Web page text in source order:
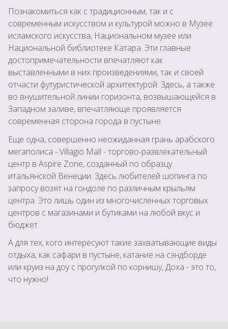
Познакомиться как с традиционным, так и с
современным искусством и культурой можно в Музее
исламского искусства, Национальном музее или
Национальной библиотеке Катара. Эти главные
достопримечательности впечатляют как
выставленными в них произведениями, так и своей
отчасти футуристической архитектурой. Здесь, а также
во внушительной линии горизонта, возвышающейся в
Западном заливе, впечатляюще проявляется
современная сторона города в пустыне.
Еще одна, совершенно неожиданная грань арабского
мегаполиса - Villagio Mall - торгово-развлекательный
центр в Aspire Zone, созданный по образцу
итальянской Венеции. Здесь любителей шопинга по
запросу возят на гондоле по различным крыльям
центра. Это лишь один из многочисленных торговых
центров с магазинами и бутиками на любой вкус и
бюджет.
А для тех, кого интересуют такие захватывающие виды
отдыха, как сафари в пустыне, катание на сэндборде
или круиз на доу с прогулкой по корнишу, Доха - это то,
что нужно!